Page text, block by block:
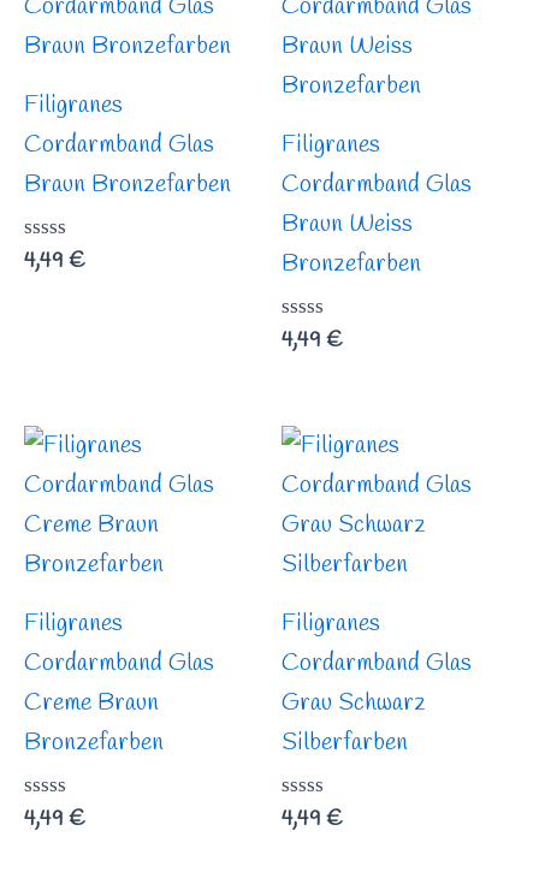
Filigranes
Cordarmband Glas
Braun Bronzefarben
Bewertet
mit
4,49 €
Filigranes
Cordarmband Glas
Braun Weiss
Bronzefarben
Bewertet
mit
4,49 €
Filigranes
Cordarmband Glas
Creme Braun
Bronzefarben
Bewertet
mit
4,49 €
Filigranes
Cordarmband Glas
Grau Schwarz
Silberfarben
Bewertet
mit
4,49 €